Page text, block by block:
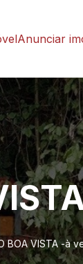
Anunciar
BOA VISTA -à